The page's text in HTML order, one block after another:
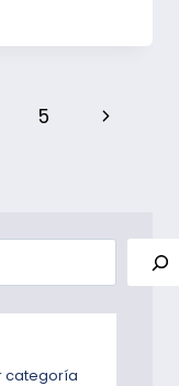
5
Página
categoría